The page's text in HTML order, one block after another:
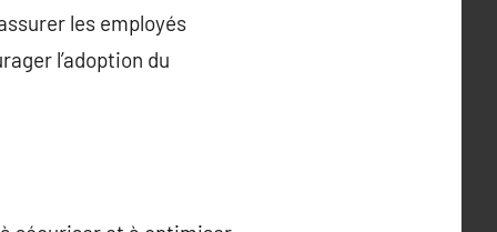
les employés
l’adoption du